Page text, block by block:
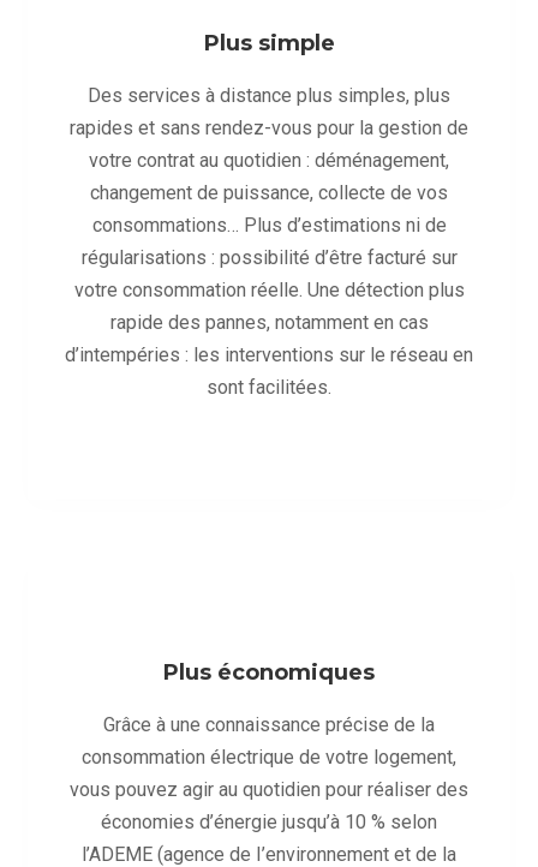
Plus simple
Des services à distance plus simples, plus
rapides et sans rendez-vous pour la gestion de
votre contrat au quotidien : déménagement,
changement de puissance, collecte de vos
consommations… Plus d’estimations ni de
régularisations : possibilité d’être facturé sur
votre consommation réelle. Une détection plus
rapide des pannes, notamment en cas
d’intempéries : les interventions sur le réseau en
sont facilitées.
Plus économiques
Grâce à une connaissance précise de la
consommation électrique de votre logement,
vous pouvez agir au quotidien pour réaliser des
économies d’énergie jusqu’à 10 % selon
l’ADEME (agence de I’environnement et de la